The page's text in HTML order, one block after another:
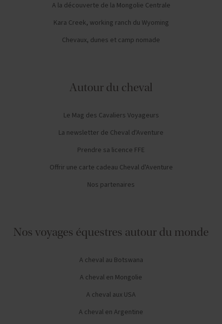
A la découverte de la Mongolie Centrale
Kara Creek, working ranch du Wyoming
Chevaux, dunes et camp nomade
Autour du cheval
Le Mag des Cavaliers Voyageurs
La newsletter de Cheval d'Aventure
Prendre sa licence FFE
Offrir une carte cadeau Cheval d'Aventure
Nos partenaires
Nos voyages équestres autour du monde
A cheval au Botswana
A cheval en Mongolie
A cheval aux USA
A cheval en Argentine